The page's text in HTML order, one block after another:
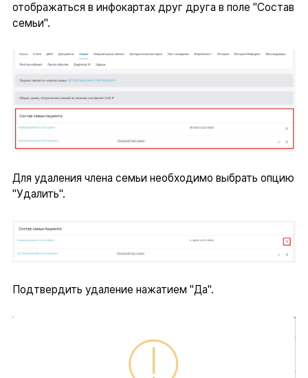
отображаться в инфокартах друг друга в поле "Состав
семьи".
Для удаления члена семьи необходимо выбрать опцию
"Удалить".
Подтвердить удаление нажатием "Да".